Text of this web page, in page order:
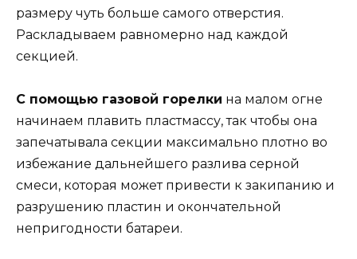
размеру чуть больше самого отверстия.
Раскладываем равномерно над каждой
секцией.
С помощью газовой горелки на малом огне
начинаем плавить пластмассу, так чтобы она
запечатывала секции максимально плотно во
избежание дальнейшего разлива серной
смеси, которая может привести к закипанию и
разрушению пластин и окончательной
непригодности батареи.